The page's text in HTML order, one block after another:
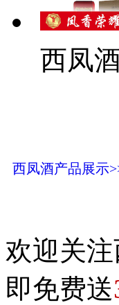
西凤
西凤酒产品展示
欢迎关
即免费送